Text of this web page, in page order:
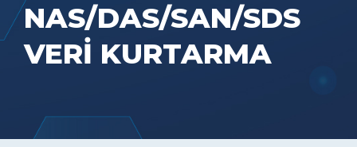
NAS/DAS/SAN/SDS
VERI KURTARMA